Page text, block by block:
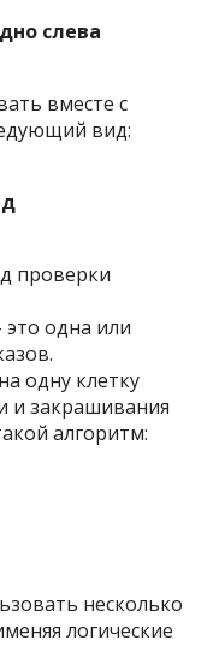
слева
вместе с
вид:
проверки
одна или
одну клетку
и закрашивания
алгоритм:
несколько
логические